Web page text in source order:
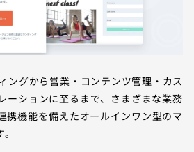
ングから営業・コンテンツ管理・カス
ーションに至るまで、さまざまな業務
携機能を備えたオールインワン型のマ